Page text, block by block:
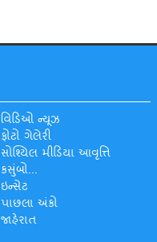
વિડિઓ ન્યૂઝ
ફોટો ગેલેરી
સોશ્યિલ મીડિયા આવૃત્તિ
કસુંબો...
ઇન્સેટ
પાછલા અંકો
જાહેરાત